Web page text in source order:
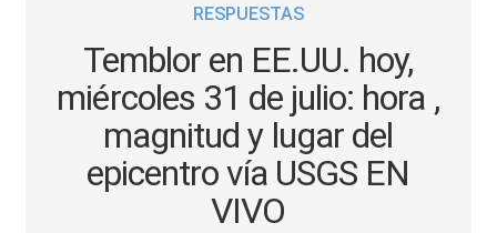
Tendencias Mix
RESPUESTAS
Temblor en EE.UU. hoy,
miércoles 31 de julio: hora ,
magnitud y lugar del
epicentro vía USGS EN
VIVO